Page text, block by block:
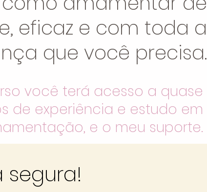
eficaz e com toda a
que você precisa.
você terá acesso a quase
de experiência e estudo em
e o meu suporte.
segura!